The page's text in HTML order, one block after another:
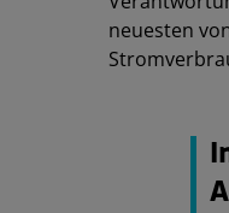
neuesten